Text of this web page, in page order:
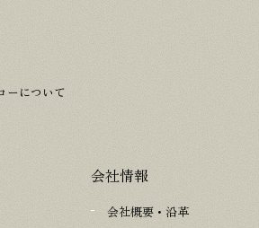
ーについて
会社情報
会社概要・沿革